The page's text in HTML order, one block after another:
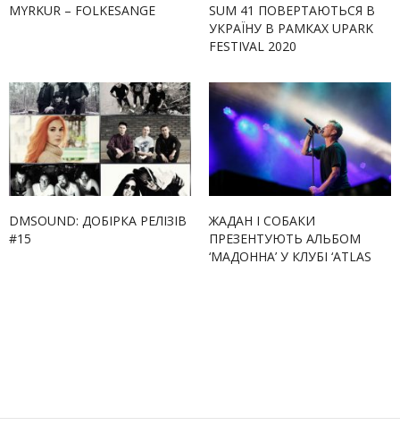
MYRKUR – FOLKESANGE
SUM 41 ПОВЕРТАЮТЬСЯ В
УКРАЇНУ В РАМКАХ UPARK
FESTIVAL 2020
DMSOUND: ДОБІРКА РЕЛІЗІВ
#15
ЖАДАН І СОБАКИ
ПРЕЗЕНТУЮТЬ АЛЬБОМ
‘МАДОННА’ У КЛУБІ ‘ATLAS